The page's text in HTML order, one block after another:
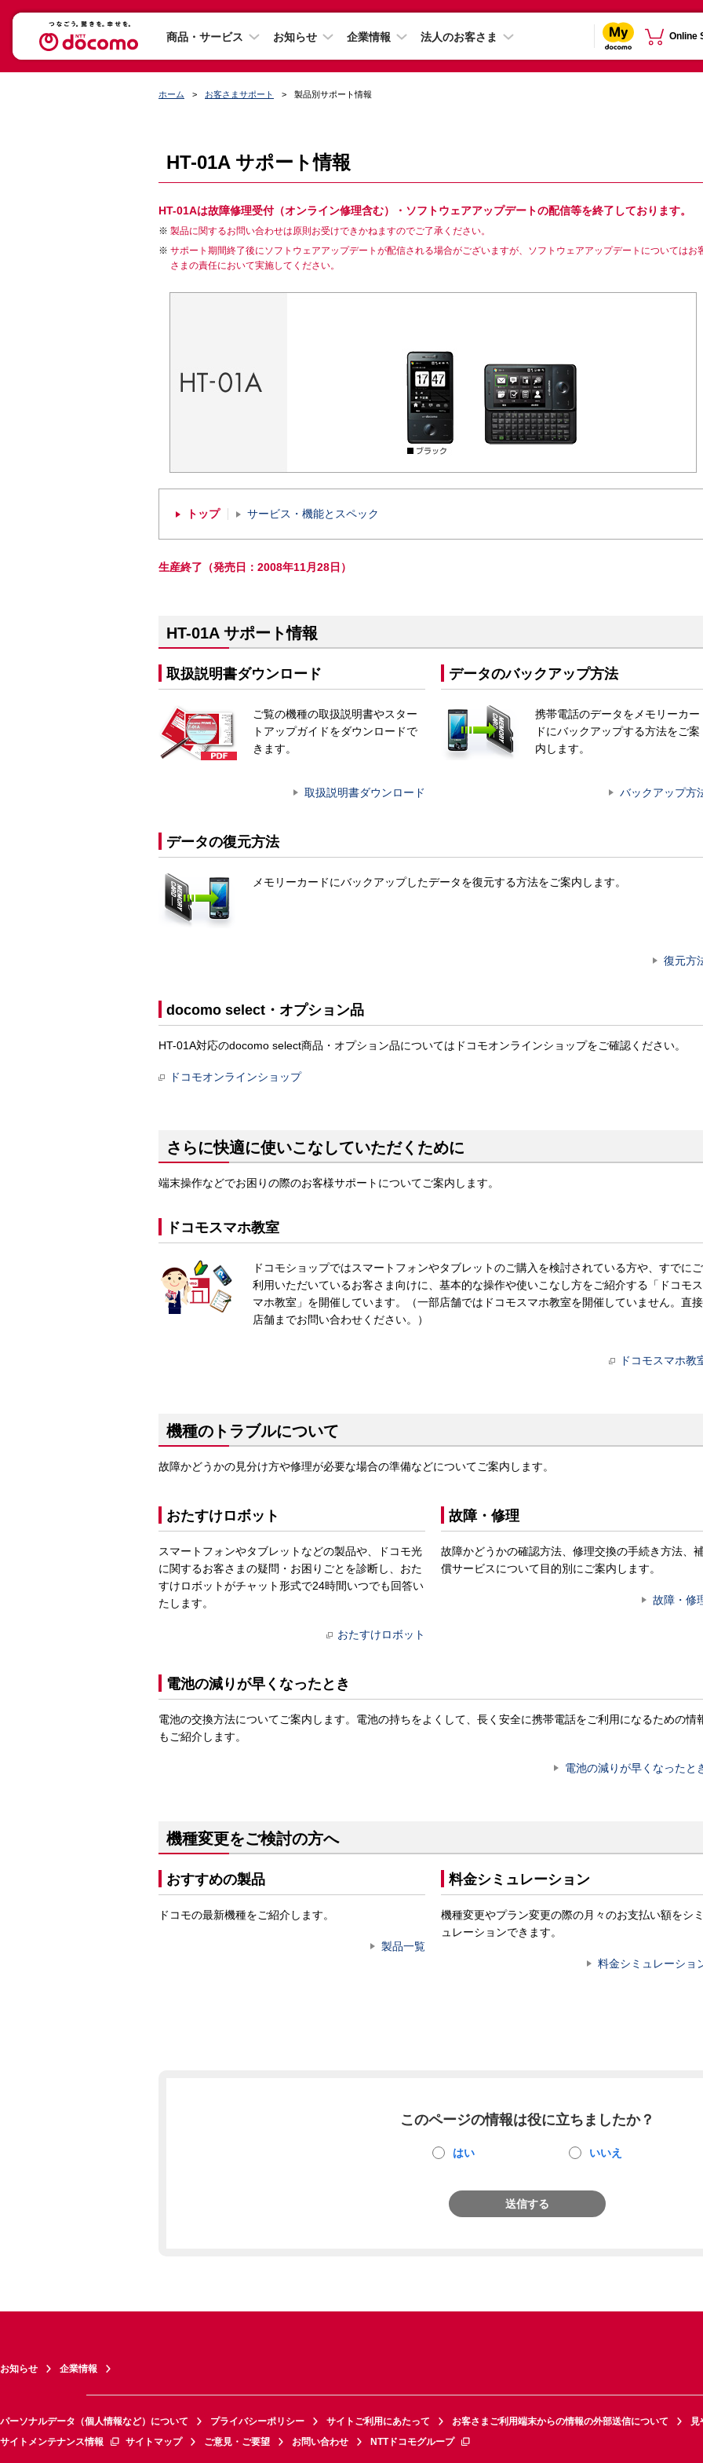
商品・サービス お知らせ 企業情報 法人のお客さま Online
ホーム お客さまサポート 製品別サポート情報
HT-01A サポート情報
HT-01Aは故障修理受付（オンライン修理含む）・ソフトウェアアップデートの配信等を終了しております。
製品に関するお問い合わせは原則お受けできかねますのでご了承ください。
サポート期間終了後にソフトウェアアップデートが配信される場合がございますが、ソフトウェアアップデートについてはお
さまの責任において実施してください。
トップ サービス・機能とスペック
生産終了（発売日：2008年11月28日）
HT-01A サポート情報
取扱説明書ダウンロード
ご覧の機種の取扱説明書やスター
トアップガイドをダウンロードで
きます。
取扱説明書ダウンロード
データのバックアップ方法
携帯電話のデータをメモリーカー
ドにバックアップする方法をご案
内します。
バックアップ方
データの復元方法
メモリーカードにバックアップしたデータを復元する方法をご案内します。
復元方
docomo select・オプション品
HT-01A対応のdocomo select商品・オプション品についてはドコモオンラインショップをご確認ください。
ドコモオンラインショップ
さらに快適に使いこなしていただくために
端末操作などでお困りの際のお客様サポートについてご案内します。
ドコモスマホ教室
ドコモショップではスマートフォンやタブレットのご購入を検討されている方や、すでにご
利用いただいているお客さま向けに、基本的な操作や使いこなし方をご紹介する「ドコモス
マホ教室」を開催しています。（一部店舗ではドコモスマホ教室を開催していません。直接
店舗までお問い合わせください。）
ドコモスマホ教
機種のトラブルについて
故障かどうかの見分け方や修理が必要な場合の準備などについてご案内します。
おたすけロボット
スマートフォンやタブレットなどの製品や、ドコモ光
に関するお客さまの疑問・お困りごとを診断し、おた
すけロボットがチャット形式で24時間いつでも回答い
たします。
おたすけロボット
故障・修理
故障かどうかの確認方法、修理交換の手続き方法、
償サービスについて目的別にご案内します。
故障・修
電池の減りが早くなったとき
電池の交換方法についてご案内します。電池の持ちをよくして、長く安全に携帯電話をご利用になるための情
もご紹介します。
電池の減りが早くなったと
機種変更をご検討の方へ
おすすめの製品
ドコモの最新機種をご紹介します。
製品一覧
料金シミュレーション
機種変更やプラン変更の際の月々のお支払い額をシ
ュレーションできます。
料金シミュレーショ
このページの情報は役に立ちましたか？
はい いいえ
送信する
お知らせ 企業情報
パーソナルデータ（個人情報など）について プライバシーポリシー サイトご利用にあたって お客さまご利用端末からの情報の外部送信について
見
サイトメンテナンス情報
サイトマップ ご意見・ご要望 お問い合わせ NTTドコモグループ